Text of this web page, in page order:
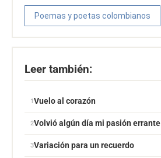
Poemas y poetas colombianos
Leer también:
Vuelo al corazón
Volvió algún día mi pasión errante
Variación para un recuerdo